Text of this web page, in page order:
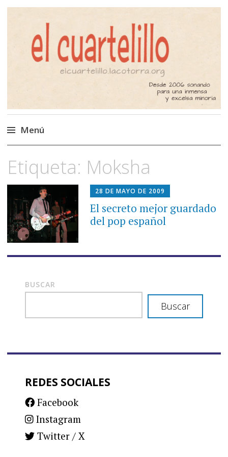
El Cuartelillo
Programa de radio de música
independiente. Podcast
Menú
al
contenido
Etiqueta: Moksha
28 DE MAYO DE 2009
El secreto mejor guardado
del pop español
BUSCAR
Buscar
REDES SOCIALES
Facebook
Instagram
Twitter / X